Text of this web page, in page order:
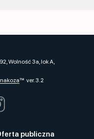
Wolność 3a, lok A,
ver. 3.2
publiczna